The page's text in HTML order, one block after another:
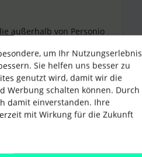
außerhalb von Personio
Bewerber*innen i.d.R.
Bewerbungslinks
dann bei Absenden
daher gehe ich davon
hat beim Teilen.
- was wie oben
landet.
genau
um Ihr Nutzungserlebnis
Sie helfen uns besser zu
genutzt wird, damit wir die
Werbung schalten können. Durch
damit einverstanden. Ihre
mit Wirkung für die Zukunft